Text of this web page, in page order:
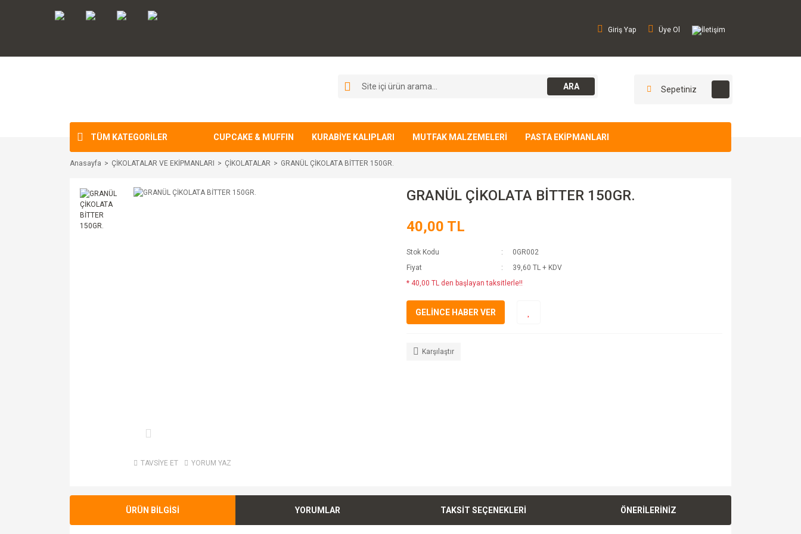
Giriş Yap Üye Ol İletişim
ARA Sepetiniz
TÜM KATEGORİLER CUPCAKE & MUFFIN KURABİYE KALIPLARI MUTFAK MALZEMELERİ PASTA EKİPMANLARI
Anasayfa ÇİKOLATALAR VE EKİPMANLARI ÇİKOLATALAR GRANÜL ÇİKOLATA BİTTER 150GR.
TAVSİYE ET YORUM YAZ
GRANÜL ÇİKOLATA BİTTER 150GR.
40,00 TL
Stok Kodu
0GR002
Fiyat
39,60 TL + KDV
* 40,00 TL den başlayan taksitlerle!!
GELİNCE HABER VER
Karşılaştır
ÜRÜN BİLGİSİ YORUMLAR TAKSİT SEÇENEKLERİ ÖNERİLERİNİZ